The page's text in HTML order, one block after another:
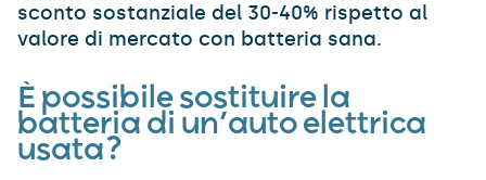
sconto sostanziale del 30-40% rispetto al
valore di mercato con batteria sana.
È possibile sostituire la
batteria di un’auto elettrica
usata?